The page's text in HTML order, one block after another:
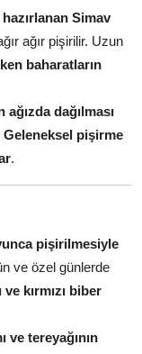
Simav
ağır pişirilir. Uzun
baharatların
dağılması
Geleneksel pişirme
.
pişirilmesiyle
ve özel günlerde
ve kırmızı biber
ve tereyağının